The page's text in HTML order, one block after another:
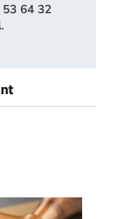
64 32
.